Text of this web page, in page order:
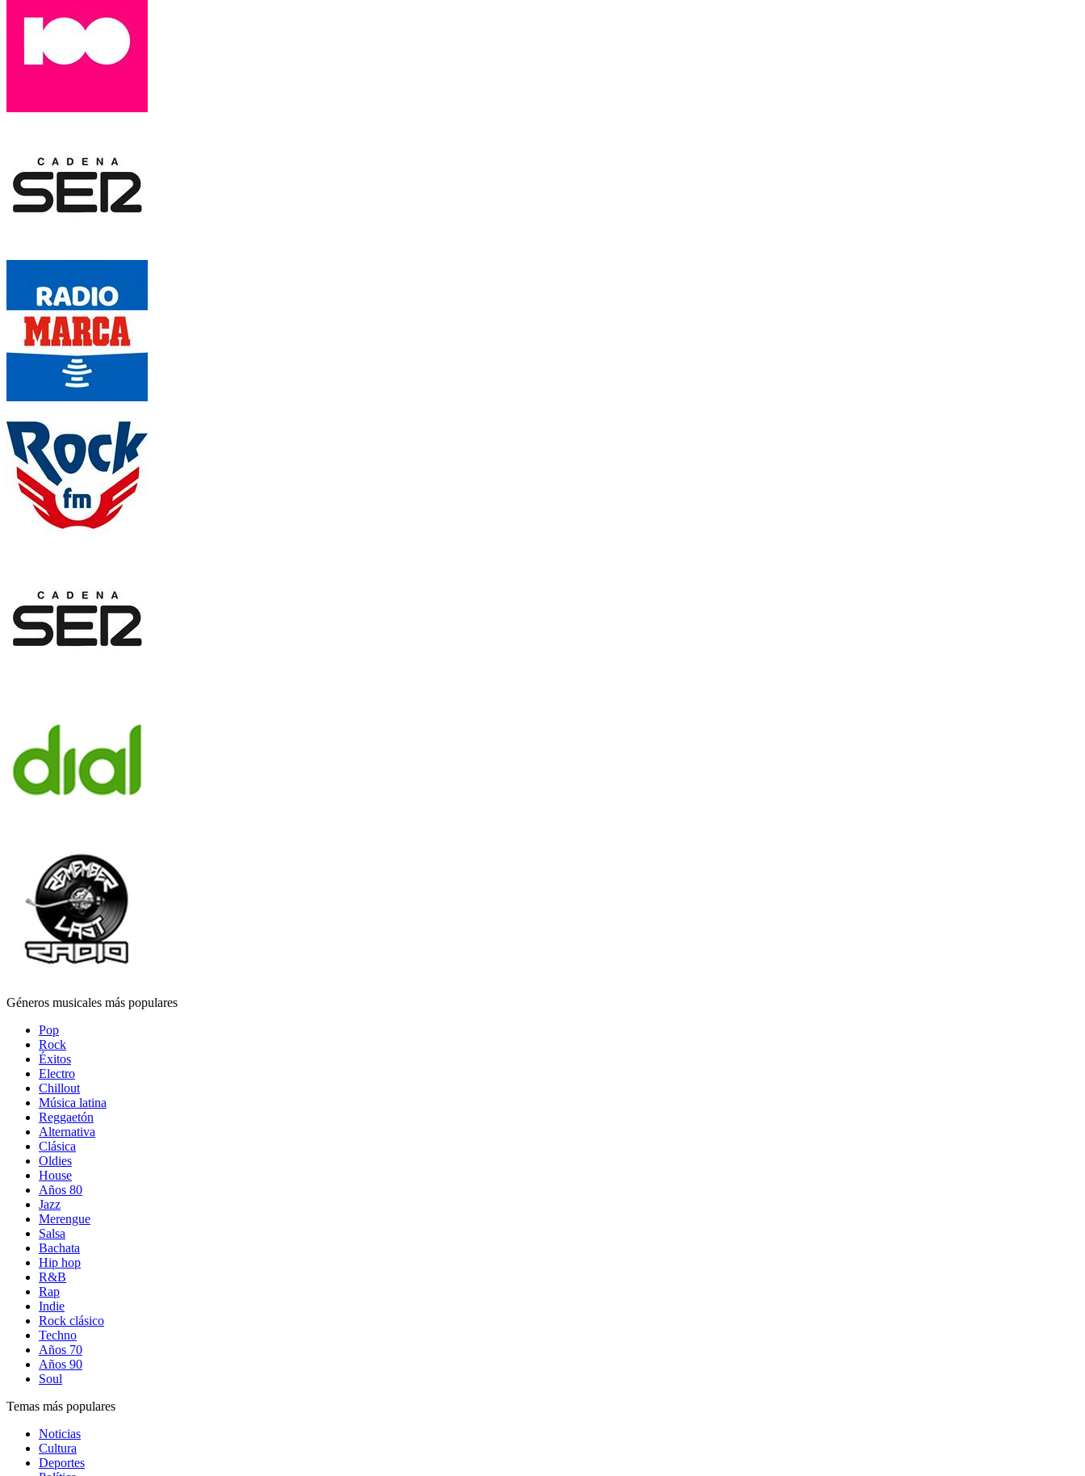
Géneros musicales más populares
Pop
Rock
Éxitos
Electro
Chillout
Música latina
Reggaetón
Alternativa
Clásica
Oldies
House
Años 80
Jazz
Merengue
Salsa
Bachata
Hip hop
R&B
Rap
Indie
Rock clásico
Techno
Años 70
Años 90
Soul
Temas más populares
Noticias
Cultura
Deportes